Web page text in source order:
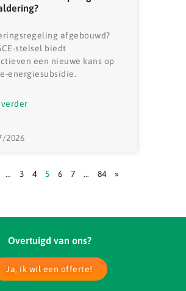
afgebouwd?
stelsel biedt
een nieuwe kans op
energiesubsidie.
verder
2026
… 3 4 5 6 7 … 84 »
Overtuigd van ons?
Ja, ik wil een offerte!